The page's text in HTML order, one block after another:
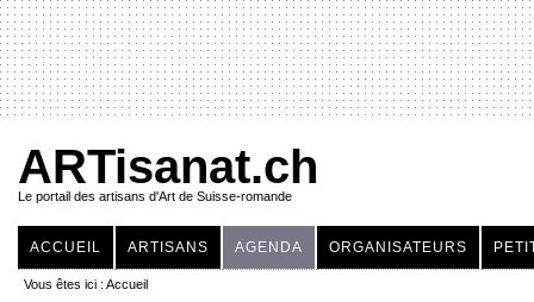
ARTisanat.ch
Le portail des artisans d'Art de Suisse-romande
ACCUEIL ARTISANS AGENDA ORGANISATEURS
Vous êtes ici : Accueil